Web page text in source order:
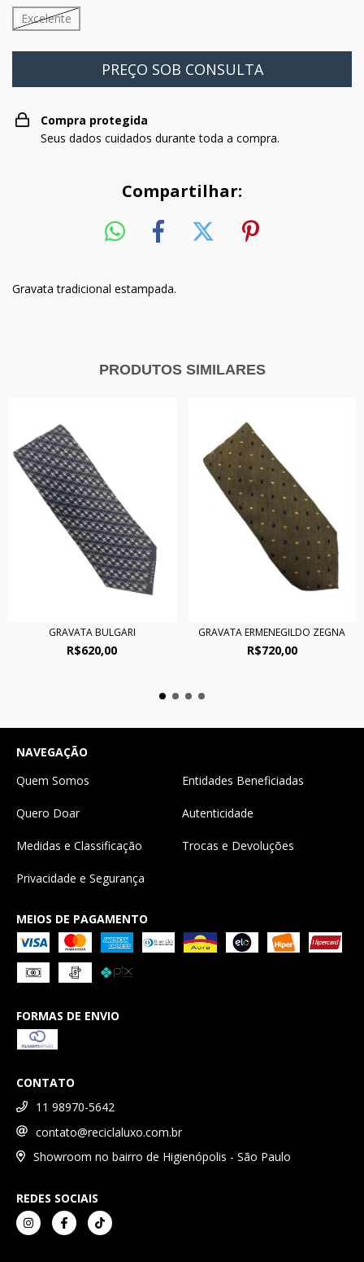
Excelente
Compra protegida
Seus dados cuidados durante toda a compra.
Compartilhar:
Gravata tradicional estampada.
PRODUTOS SIMILARES
GRAVATA BULGARI
R$620,00
GRAVATA ERMENEGILDO ZEGNA
R$720,00
NAVEGAÇÃO
Quem Somos
Entidades Beneficiadas
Quero Doar Autenticidade
Medidas e Classificação Trocas e Devoluções
Privacidade e Segurança
MEIOS DE PAGAMENTO
FORMAS DE ENVIO
CONTATO
11 98970-5642
contato@reciclaluxo.com.br
Showroom no bairro de Higienópolis - São Paulo
REDES SOCIAIS